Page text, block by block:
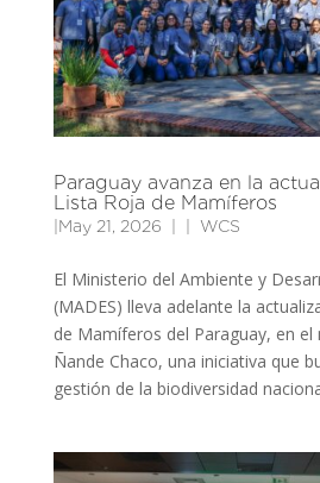
Paraguay avanza en la
Lista Roja de Mamíferos
May 21, 2026 WCS
El Ministerio del Ambiente y
(MADES) lleva adelante la
de Mamíferos del Paraguay, en
Ñande Chaco, una iniciativa que
gestión de la biodiversidad